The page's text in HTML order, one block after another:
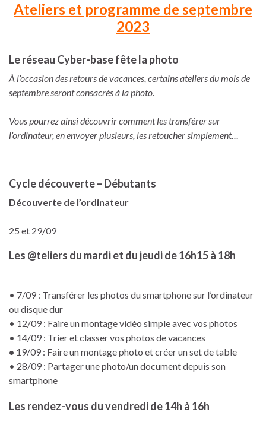
Ateliers et programme de septembre
2023
Le réseau Cyber-base fête la photo
À l’occasion des retours de vacances, certains ateliers du mois de
septembre seront consacrés à la photo.
Vous pourrez ainsi découvrir comment les transférer sur
l’ordinateur, en envoyer plusieurs, les retoucher simplement…
Cycle découverte – Débutants
Découverte de l’ordinateur
25 et 29/09
Les @teliers du mardi et du jeudi de 16h15 à 18h
• 7/09 : Transférer les photos du smartphone sur l’ordinateur
ou disque dur
• 12/09 : Faire un montage vidéo simple avec vos photos
• 14/09 : Trier et classer vos photos de vacances
• 19/09 : Faire un montage photo et créer un set de table
• 28/09 : Partager une photo/un document depuis son
smartphone
Les rendez-vous du vendredi de 14h à 16h